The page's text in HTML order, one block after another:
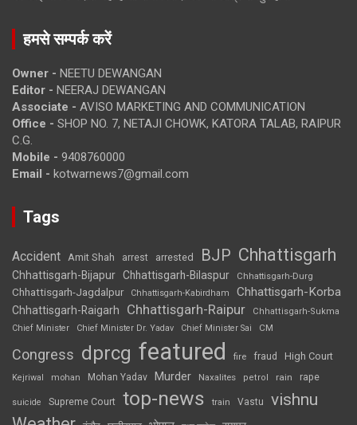
हमसे सम्पर्क करें
Owner - NEETU DEWANGAN
Editor - NEERAJ DEWANGAN
Associate - AVISO MARKETING AND COMMUNICATION
Office - SHOP NO. 7, NETAJI CHOWK, KATORA TALAB, RAIPUR
C.G.
Mobile - 9408760000
Email - kotwarnews7@gmail.com
Tags
Accident Amit Shah arrest arrested BJP Chhattisgarh
Chhattisgarh-Bijapur Chhattisgarh-Bilaspur Chhattisgarh-Durg
Chhattisgarh-Jagdalpur Chhattisgarh-Kabirdham Chhattisgarh-Korba
Chhattisgarh-Raigarh Chhattisgarh-Raipur
Chhattisgarh-Sukma
Chief Minister
Chief Minister Dr. Yadav Chief Minister Sai CM
Congress dprcg featured fire fraud High Court
Kejriwal mohan Mohan Yadav Murder Naxalites petrol rain rape
suicide Supreme Court top-news train Vastu vishnu